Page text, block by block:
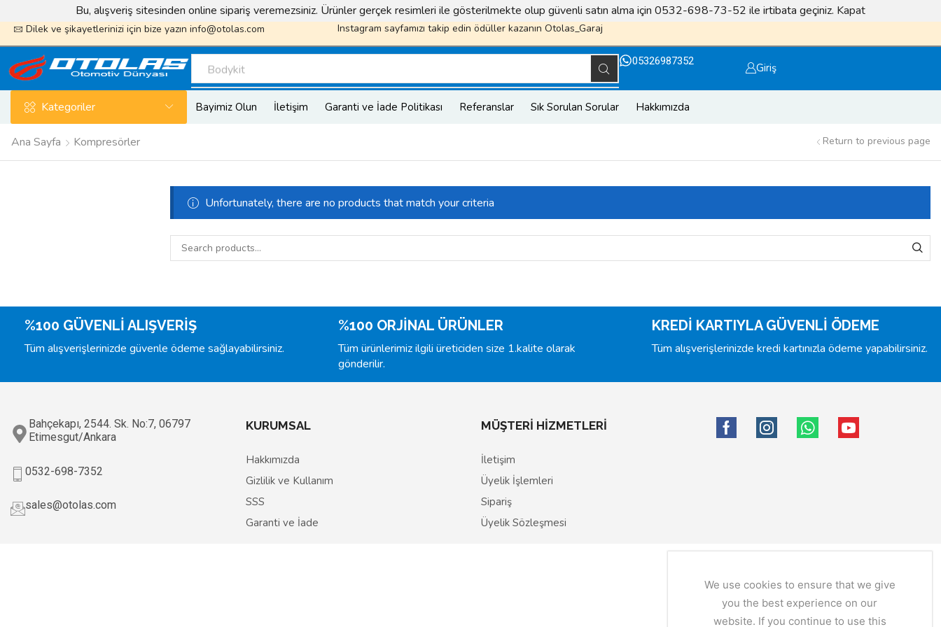
Bu, alışveriş sitesinden online sipariş veremezsiniz. Ürünler gerçek resimleri ile gösterilmekte olup güvenli satın alma için 0532-698-73-52 ile irtibata geçiniz. Kapat
Dilek ve şikayetlerinizi için bize yazın info@otolas.com
sayfamızı takip edin ödüller kazanınOtolas_Garaj Instagram sayfamızı takip edin ödüller kazanınOtolas_Garaj
Bodykit
05326987352 Giriş
Kategoriler Bayimiz Olun İletişim Garanti ve İade Politikası Referanslar Sık Sorulan Sorular Hakkımızda
Ana Sayfa Kompresörler Return to previous page
Unfortunately, there are no products that match your criteria
%100 GÜVENLİ ALIŞVERİŞ
Tüm alışverişlerinizde güvenle ödeme sağlayabilirsiniz.
%100 ORJİNAL ÜRÜNLER
Tüm ürünlerimiz ilgili üreticiden size 1.kalite olarak
gönderilir.
KREDİ KARTIYLA GÜVENLİ ÖDEME
Tüm alışverişlerinizde kredi kartınızla ödeme yapabilirsiniz.
Bahçekapı, 2544. Sk. No:7, 06797
Etimesgut/Ankara
0532-698-7352
sales@otolas.com
KURUMSAL
Hakkımızda
Gizlilik ve Kullanım
SSS
Garanti ve İade
MÜŞTERİ HİZMETLERİ
İletişim
Üyelik İşlemleri
Sipariş
Üyelik Sözleşmesi
We use cookies to ensure that we give
you the best experience on our
website. If you continue to use this